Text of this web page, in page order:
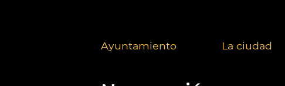
Ayuntamiento La ciudad